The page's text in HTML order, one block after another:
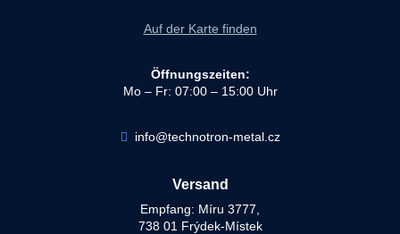
Auf der Karte finden
Öffnungszeiten:
Mo – Fr: 07:00 – 15:00 Uhr
info@technotron-metal.cz
Versand
Empfang: Míru 3777,
738 01 Frýdek-Místek